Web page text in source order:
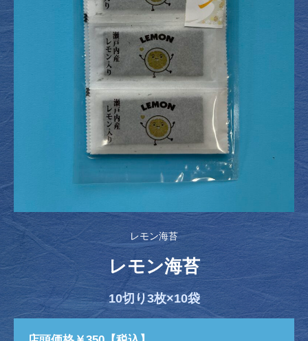
レモン海苔
レモン海苔
10切り3枚×10袋